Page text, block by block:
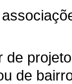
de
de